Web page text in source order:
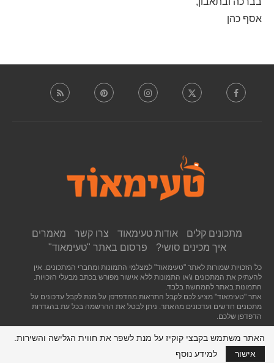
אסף כהן
מתכונים קלים אודות טעימאוד צרו קשר
מאמרים
איך מכינים סושי?
פרסום באתר "טעימאוד"
כל הזכויות שמורות לאתר "טעימאוד" למצלמי התמונות ומחברי המתכונים. אין
להעתיק את המתכונים ו\או התמונות ללא אישור מפורש בכתב מבעלי הזכויות.
התמונות באתר להמחשה בלבד.
אתר "טעימאוד" מציע לכם לקבל התראות מהדפדפן על מנת לקבל עדכונים על
מתכונים חדשים ועדכונים מהאתר. ניתן לבטל את ההרשמה בכל עת בהגדרות
הדפדפן שלכם.
האתר משתמש בקבצי קוקיז על מנת לשפר את חווית הגלישה והשירות.
אישור
למידע נוסף